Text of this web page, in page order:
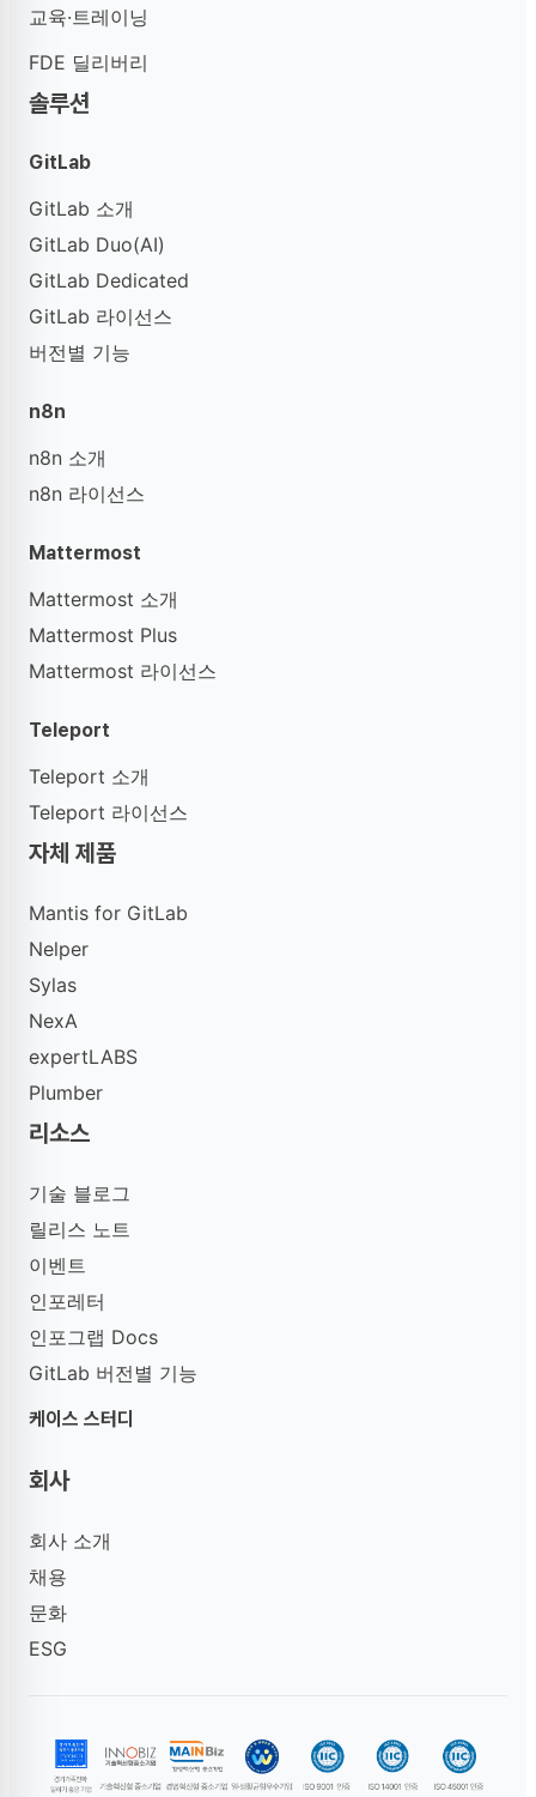
교육·트레이닝
FDE 딜리버리
솔루션
GitLab
GitLab 소개
GitLab Duo(AI)
GitLab Dedicated
GitLab 라이선스
버전별 기능
n8n
n8n 소개
n8n 라이선스
Mattermost
Mattermost 소개
Mattermost Plus
Mattermost 라이선스
Teleport
Teleport 소개
Teleport 라이선스
자체 제품
Mantis for GitLab
Nelper
Sylas
NexA
expertLABS
Plumber
리소스
기술 블로그
릴리스 노트
이벤트
인포레터
인포그랩 Docs
GitLab 버전별 기능
케이스 스터디
회사
회사 소개
채용
문화
ESG